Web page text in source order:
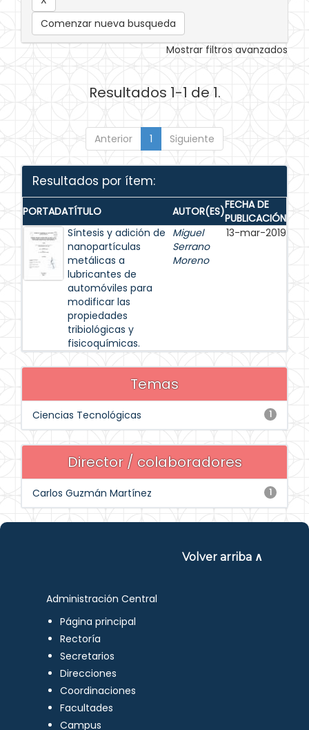
Comenzar nueva busqueda
Mostrar filtros avanzados
Resultados 1-1 de 1.
Anterior 1 Siguiente
Resultados por ítem:
PORTADATÍTULO AUTOR(ES)FECHA DE
PUBLICACIÓN
Síntesis y adición de
nanopartículas
metálicas a
lubricantes de
automóviles para
modificar las
propiedades
tribiológicas y
fisicoquímicas.
Miguel
Serrano
Moreno
13-mar-2019
Temas
1
Ciencias Tecnológicas
Director / colaboradores
1
Carlos Guzmán Martínez
Volver arriba ∧
Administración Central
Página principal
Rectoría
Secretarios
Direcciones
Coordinaciones
Facultades
Campus